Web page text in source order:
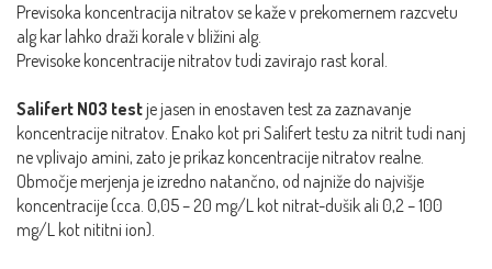
Previsoka koncentracija nitratov se kaže v prekomernem razcvetu
alg kar lahko draži korale v bližini alg.
Previsoke koncentracije nitratov tudi zavirajo rast koral.
Salifert NO3 test je jasen in enostaven test za zaznavanje
koncentracije nitratov. Enako kot pri Salifert testu za nitrit tudi nanj
ne vplivajo amini, zato je prikaz koncentracije nitratov realne.
Območje merjenja je izredno natančno, od najniže do najvišje
koncentracije (cca. 0,05 – 20 mg/L kot nitrat-dušik ali 0,2 – 100
mg/L kot nititni ion).